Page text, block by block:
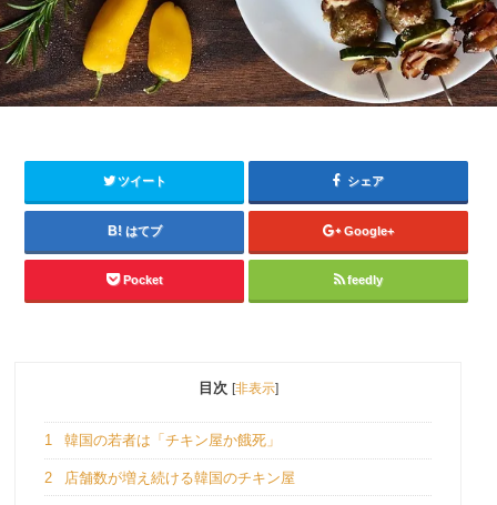
ツイート シェア
はてブ Google+
Pocket feedly
目次 [非表示]
1 韓国の若者は「チキン屋か餓死」
2 店舗数が増え続ける韓国のチキン屋